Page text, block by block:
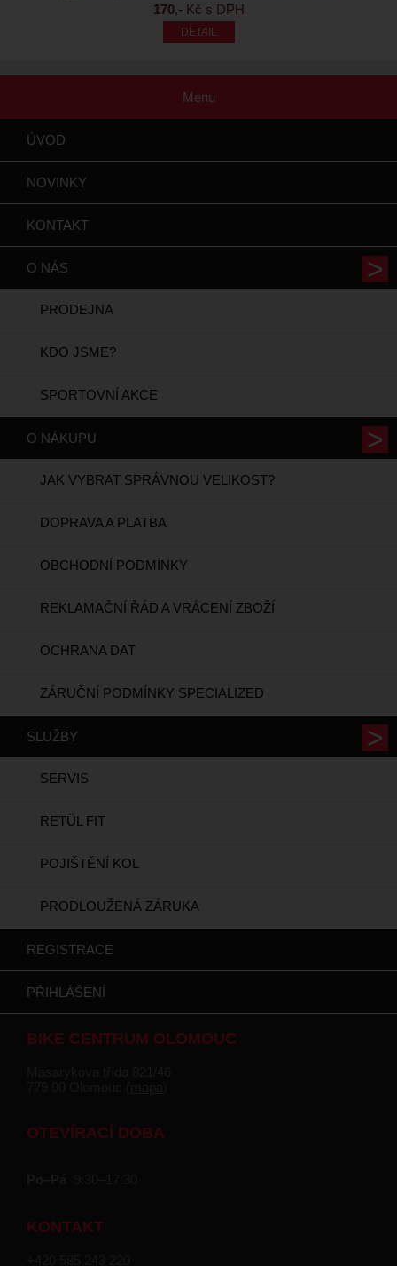
170,- Kč s DPH
Menu
ÚVOD
NOVINKY
KONTAKT
O NÁS
PRODEJNA
KDO JSME?
SPORTOVNÍ AKCE
O NÁKUPU
JAK VYBRAT SPRÁVNOU VELIKOST?
DOPRAVA A PLATBA
OBCHODNÍ PODMÍNKY
REKLAMAČNÍ ŘÁD A VRÁCENÍ ZBOŽÍ
OCHRANA DAT
ZÁRUČNÍ PODMÍNKY SPECIALIZED
SLUŽBY
SERVIS
RETÜL FIT
POJIŠTĚNÍ KOL
PRODLOUŽENÁ ZÁRUKA
REGISTRACE
PŘIHLÁŠENÍ
BIKE CENTRUM OLOMOUC
OTEVÍRACÍ DOBA
KONTAKT